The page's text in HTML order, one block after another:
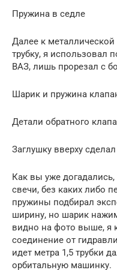
Пружина в седле
Далее к
трубку, я использовал
ВАЗ, лишь прорезал с
Шарик и пружина
Детали обратного
Заглушку вверху
Как вы уже догадались,
свечи, без каких либо
пружины подбирал
ширину, но шарик
видно на фото выше, я
соединение от
идет метра 1,5 трубки
орбитальную машинку.